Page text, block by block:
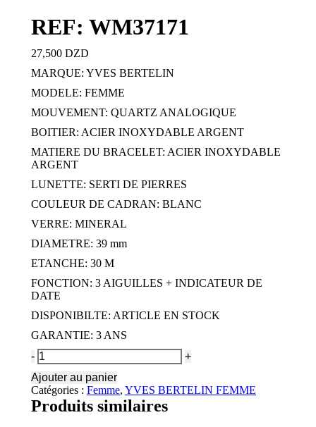
REF: WM37171
27,500 DZD
MARQUE: YVES BERTELIN
MODELE: FEMME
MOUVEMENT: QUARTZ ANALOGIQUE
BOITIER: ACIER INOXYDABLE ARGENT
MATIERE DU BRACELET: ACIER INOXYDABLE
ARGENT
LUNETTE: SERTI DE PIERRES
COULEUR DE CADRAN: BLANC
VERRE: MINERAL
DIAMETRE: 39 mm
ETANCHE: 30 M
FONCTION: 3 AIGUILLES + INDICATEUR DE
DATE
DISPONIBILTE: ARTICLE EN STOCK
GARANTIE: 3 ANS
Quantité
REF:
WM37171
Ajouter au panier
Catégories : Femme, YVES BERTELIN FEMME
Produits similaires